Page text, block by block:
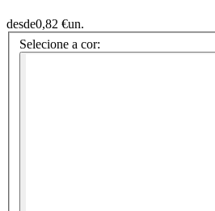
desde0,82 €un.
Selecione a cor: